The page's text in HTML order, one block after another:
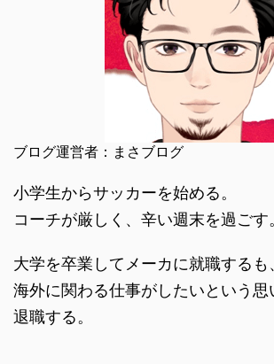
ブログ運営者：まさブログ
小学生からサッカーを始める。
コーチが厳しく、辛い週末を過ごす
大学を卒業してメーカに就職するも
海外に関わる仕事がしたいという
退職する。